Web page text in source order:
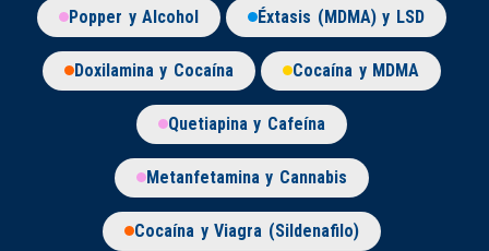
Popper y Alcohol Éxtasis (MDMA) y LSD
Doxilamina y Cocaína Cocaína y MDMA
Quetiapina y Cafeína
Metanfetamina y Cannabis
Cocaína y Viagra (Sildenafilo)